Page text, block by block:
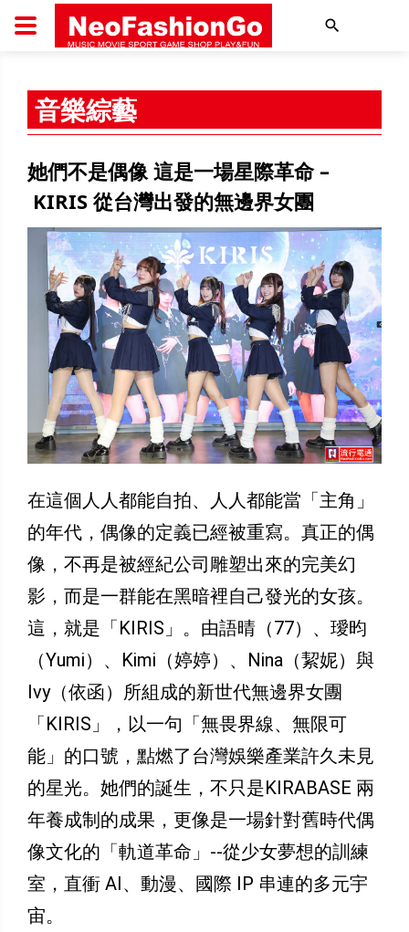
搜尋
音樂綜藝
她們不是偶像 這是一場星際革命 –
KIRIS 從台灣出發的無邊界女團
在這個人人都能自拍、人人都能當「主角」
的年代，偶像的定義已經被重寫。真正的偶
像，不再是被經紀公司雕塑出來的完美幻
影，而是一群能在黑暗裡自己發光的女孩。
這，就是「KIRIS」。由語晴（77）、璦昀
（Yumi）、Kimi（婷婷）、Nina（絜妮）與
Ivy（依函）所組成的新世代無邊界女團
「KIRIS」，以一句「無畏界線、無限可
能」的口號，點燃了台灣娛樂產業許久未見
的星光。她們的誕生，不只是KIRABASE 兩
年養成制的成果，更像是一場針對舊時代偶
像文化的「軌道革命」--從少女夢想的訓練
室，直衝 AI、動漫、國際 IP 串連的多元宇
宙。